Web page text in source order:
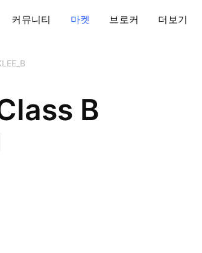
커뮤니티 마켓 브로커 더보기
B